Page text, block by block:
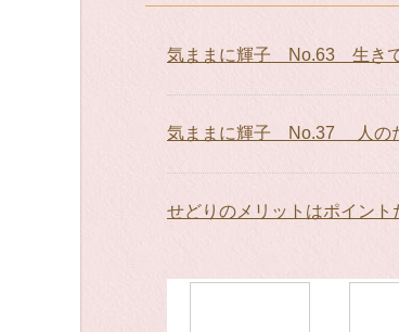
気ままに輝子 No.63 生きて
気ままに輝子 No.37 人の
せどりのメリットはポイント